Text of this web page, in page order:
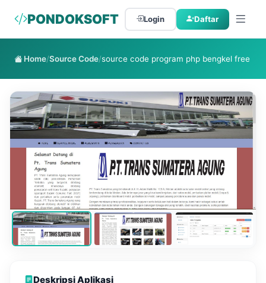
PONDOKSOFT Login Daftar
Home/Source Code/source code program php bengkel free
Deskripsi Aplikasi